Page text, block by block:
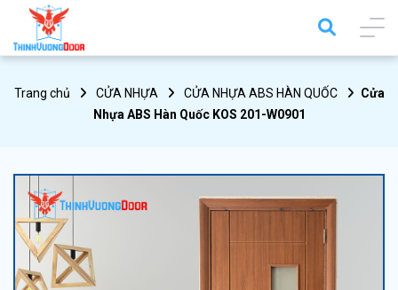
Trang chủ CỬA NHỰA CỬA NHỰA ABS HÀN QUỐC
Cửa
Nhựa ABS Hàn Quốc KOS 201-W0901